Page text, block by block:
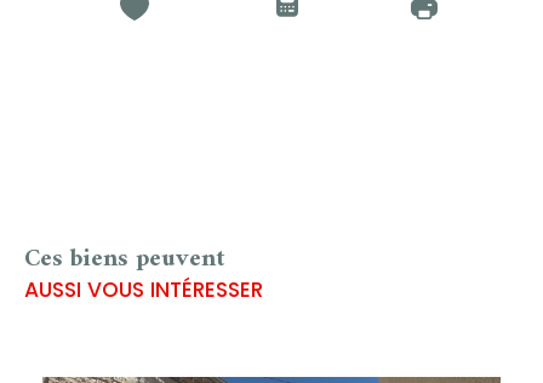
Ces biens peuvent
AUSSI VOUS INTÉRESSER